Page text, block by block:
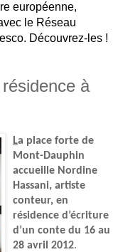
européenne,
le Réseau
Découvrez-les !
à
La place forte de
Mont-Dauphin
accueille Nordine
Hassani, artiste
conteur, en
résidence d’écriture
d’un conte du 16 au
28 avril 2012.